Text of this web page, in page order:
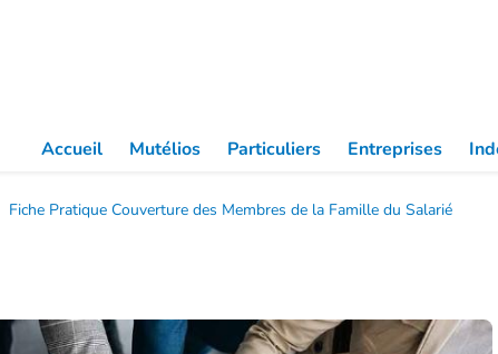
Accueil Mutélios Particuliers Entreprises
Fiche Pratique Couverture des Membres de la Famille du Salarié